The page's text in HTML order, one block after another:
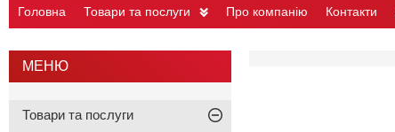
Головна Товари та послуги Про компанію Контакти
Товари та послуги